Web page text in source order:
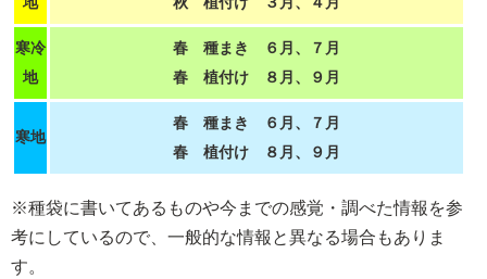
寒冷
地
春 種まき ６月、７月
春 植付け ８月、９月
寒地
春 種まき ６月、７月
春 植付け ８月、９月
※種袋に書いてあるものや今までの感覚・調べた情報を参
考にしているので、一般的な情報と異なる場合もありま
す。